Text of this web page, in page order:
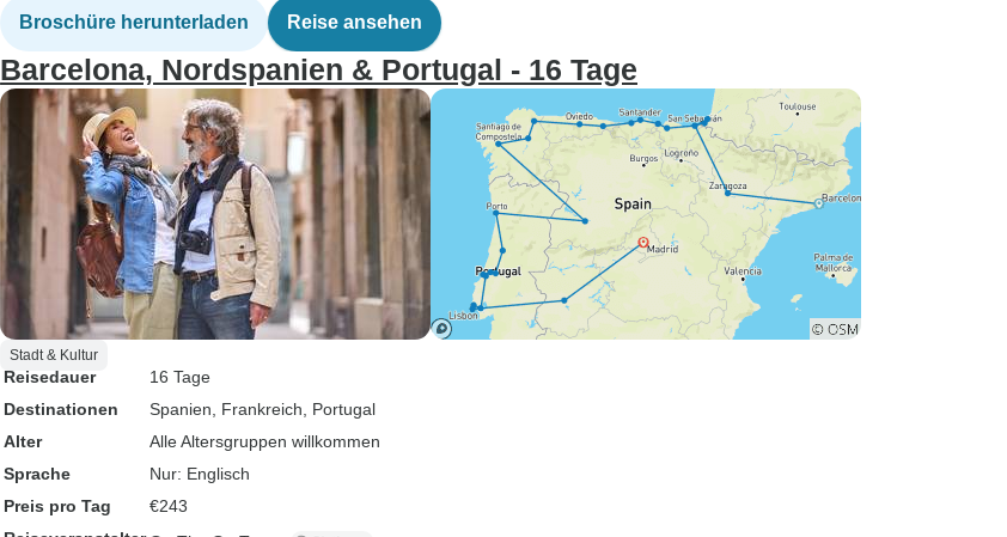
Broschüre herunterladen Reise ansehen
Barcelona, Nordspanien & Portugal - 16 Tage
Stadt & Kultur
Reisedauer
16 Tage
Destinationen
Spanien , Frankreich , Portugal
Alter
Alle Altersgruppen willkommen
Sprache
Nur: Englisch
Preis pro Tag
€243